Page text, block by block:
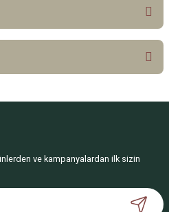
soru sorulmamış.
Paylaş
ve kampanyalardan ilk sizin